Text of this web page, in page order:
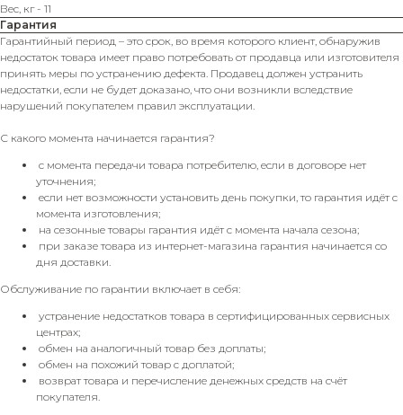
Вес, кг - 11
Гарантия
Гарантийный период – это срок, во время которого клиент, обнаружив
недостаток товара имеет право потребовать от продавца или изготовителя
принять меры по устранению дефекта. Продавец должен устранить
недостатки, если не будет доказано, что они возникли вследствие
нарушений покупателем правил эксплуатации.
С какого момента начинается гарантия?
с момента передачи товара потребителю, если в договоре нет
уточнения;
если нет возможности установить день покупки, то гарантия идёт с
момента изготовления;
на сезонные товары гарантия идёт с момента начала сезона;
при заказе товара из интернет-магазина гарантия начинается со
дня доставки.
Обслуживание по гарантии включает в себя:
устранение недостатков товара в сертифицированных сервисных
центрах;
обмен на аналогичный товар без доплаты;
обмен на похожий товар с доплатой;
возврат товара и перечисление денежных средств на счёт
покупателя.